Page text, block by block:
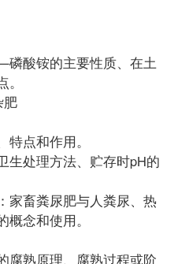
酸铵的主要性质、在土
点和作用。
处理方法、贮存时pH的
畜粪尿肥与人粪尿、热
念和使用。
熟原理、腐熟过程或阶